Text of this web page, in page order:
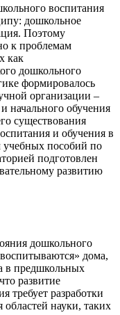
воспитания
дошкольное
Поэтому
к проблемам
как
дошкольного
формировалось
организации –
начального обучения
существования
и обучения в
учебных пособий по
подготовлен
развитию
дошкольного
дома,
в предшкольных
развитие
требует разработки
науки, таких